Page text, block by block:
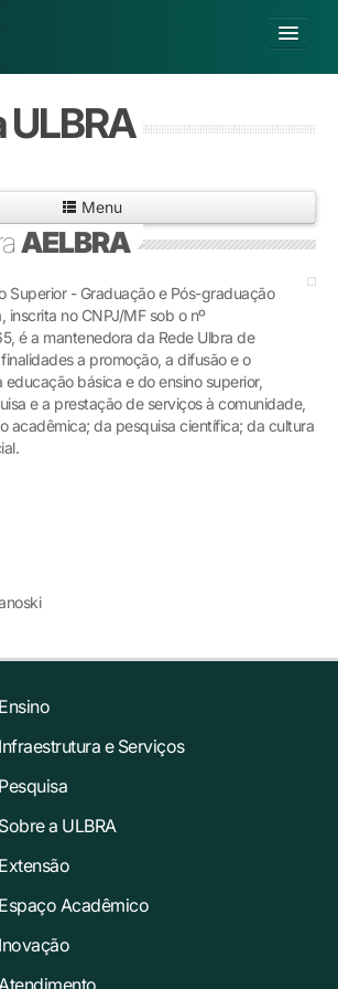
Matricule-se
ULBRA
Menu
AELBRA
Superior - Graduação e Pós-graduação
inscrita no CNPJ/MF sob o nº
é a mantenedora da Rede Ulbra de
a promoção, a difusão e o
básica e do ensino superior,
e a prestação de serviços à comunidade,
acadêmica; da pesquisa científica; da cultura
Ensino
Infraestrutura e Serviços
Pesquisa
Sobre a ULBRA
Extensão
Espaço Acadêmico
Inovação
Atendimento